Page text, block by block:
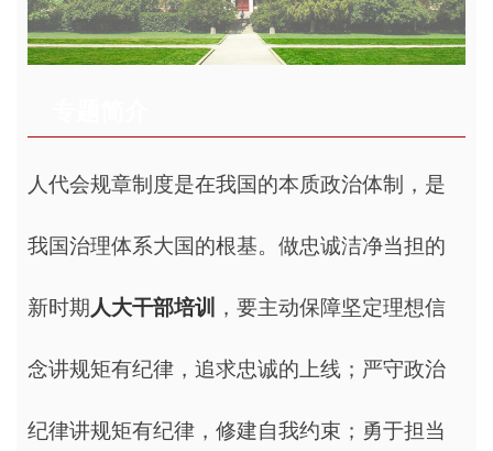
人代会规章制度是在我国的本质政治体制，是
我国治理体系大国的根基。做忠诚洁净当担的
新时期人大干部培训 ，要主动保障坚定理想信
念讲规矩有纪律，追求忠诚的上线；严守政治
纪律讲规矩有纪律，修建自我约束；勇于担当